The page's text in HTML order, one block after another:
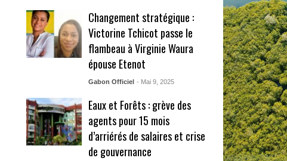
Changement stratégique :
Victorine Tchicot passe le
flambeau à Virginie Waura
épouse Etenot
Gabon Officiel - Mai 9, 2025
Eaux et Forêts : grève des
agents pour 15 mois
d’arriérés de salaires et crise
de gouvernance